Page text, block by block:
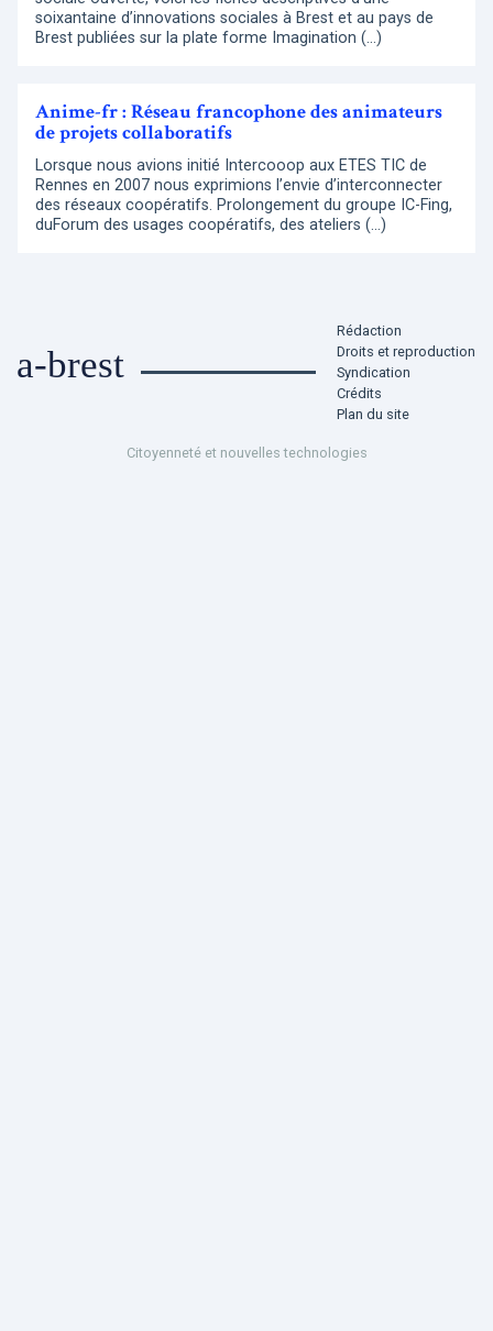
soixantaine d’innovations sociales à Brest et au pays de
Brest publiées sur la plate forme Imagination (…)
Anime-fr : Réseau francophone des animateurs
de projets collaboratifs
Lorsque nous avions initié Intercooop aux ETES TIC de
Rennes en 2007 nous exprimions l’envie d’interconnecter
des réseaux coopératifs. Prolongement du groupe IC-Fing,
duForum des usages coopératifs, des ateliers (…)
a-brest
Rédaction
Droits et reproduction
Syndication
Crédits
Plan du site
Citoyenneté et nouvelles technologies